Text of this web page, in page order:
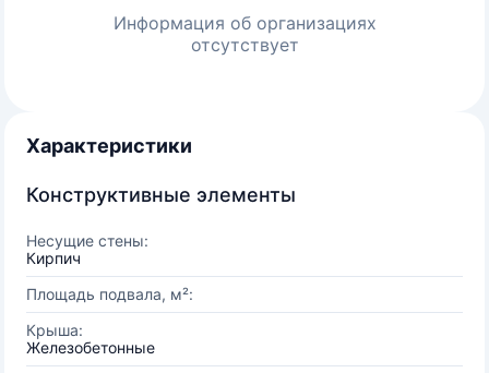
Информация об организациях
отсутствует
Характеристики
Конструктивные элементы
Несущие стены:
Кирпич
Площадь подвала, м²:
Крыша:
Железобетонные